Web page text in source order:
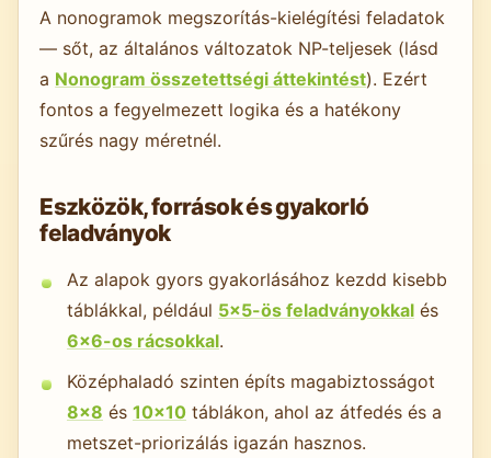
A nonogramok megszorítás-kielégítési feladatok
— sőt, az általános változatok NP-teljesek (lásd
a Nonogram összetettségi áttekintést). Ezért
fontos a fegyelmezett logika és a hatékony
szűrés nagy méretnél.
Eszközök, források és gyakorló
feladványok
Az alapok gyors gyakorlásához kezdd kisebb
táblákkal, például 5×5-ös feladványokkalés
6×6-os rácsokkal.
Középhaladó szinten építs magabiztosságot
8x8 és 10x10táblákon, ahol az átfedés és a
metszet-priorizálás igazán hasznos.